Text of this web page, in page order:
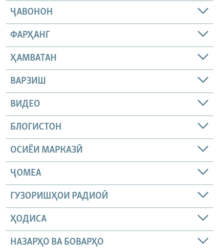
ҶАВОНОН
ФАРҲАНГ
ҲАМВАТАН
ВАРЗИШ
ВИДЕО
БЛОГИСТОН
ОСИЁИ МАРКАЗӢ
ҶОМEА
ГУЗОРИШҲОИ РАДИОӢ
ҲОДИСА
НАЗАРҲО ВА БОВАРҲО